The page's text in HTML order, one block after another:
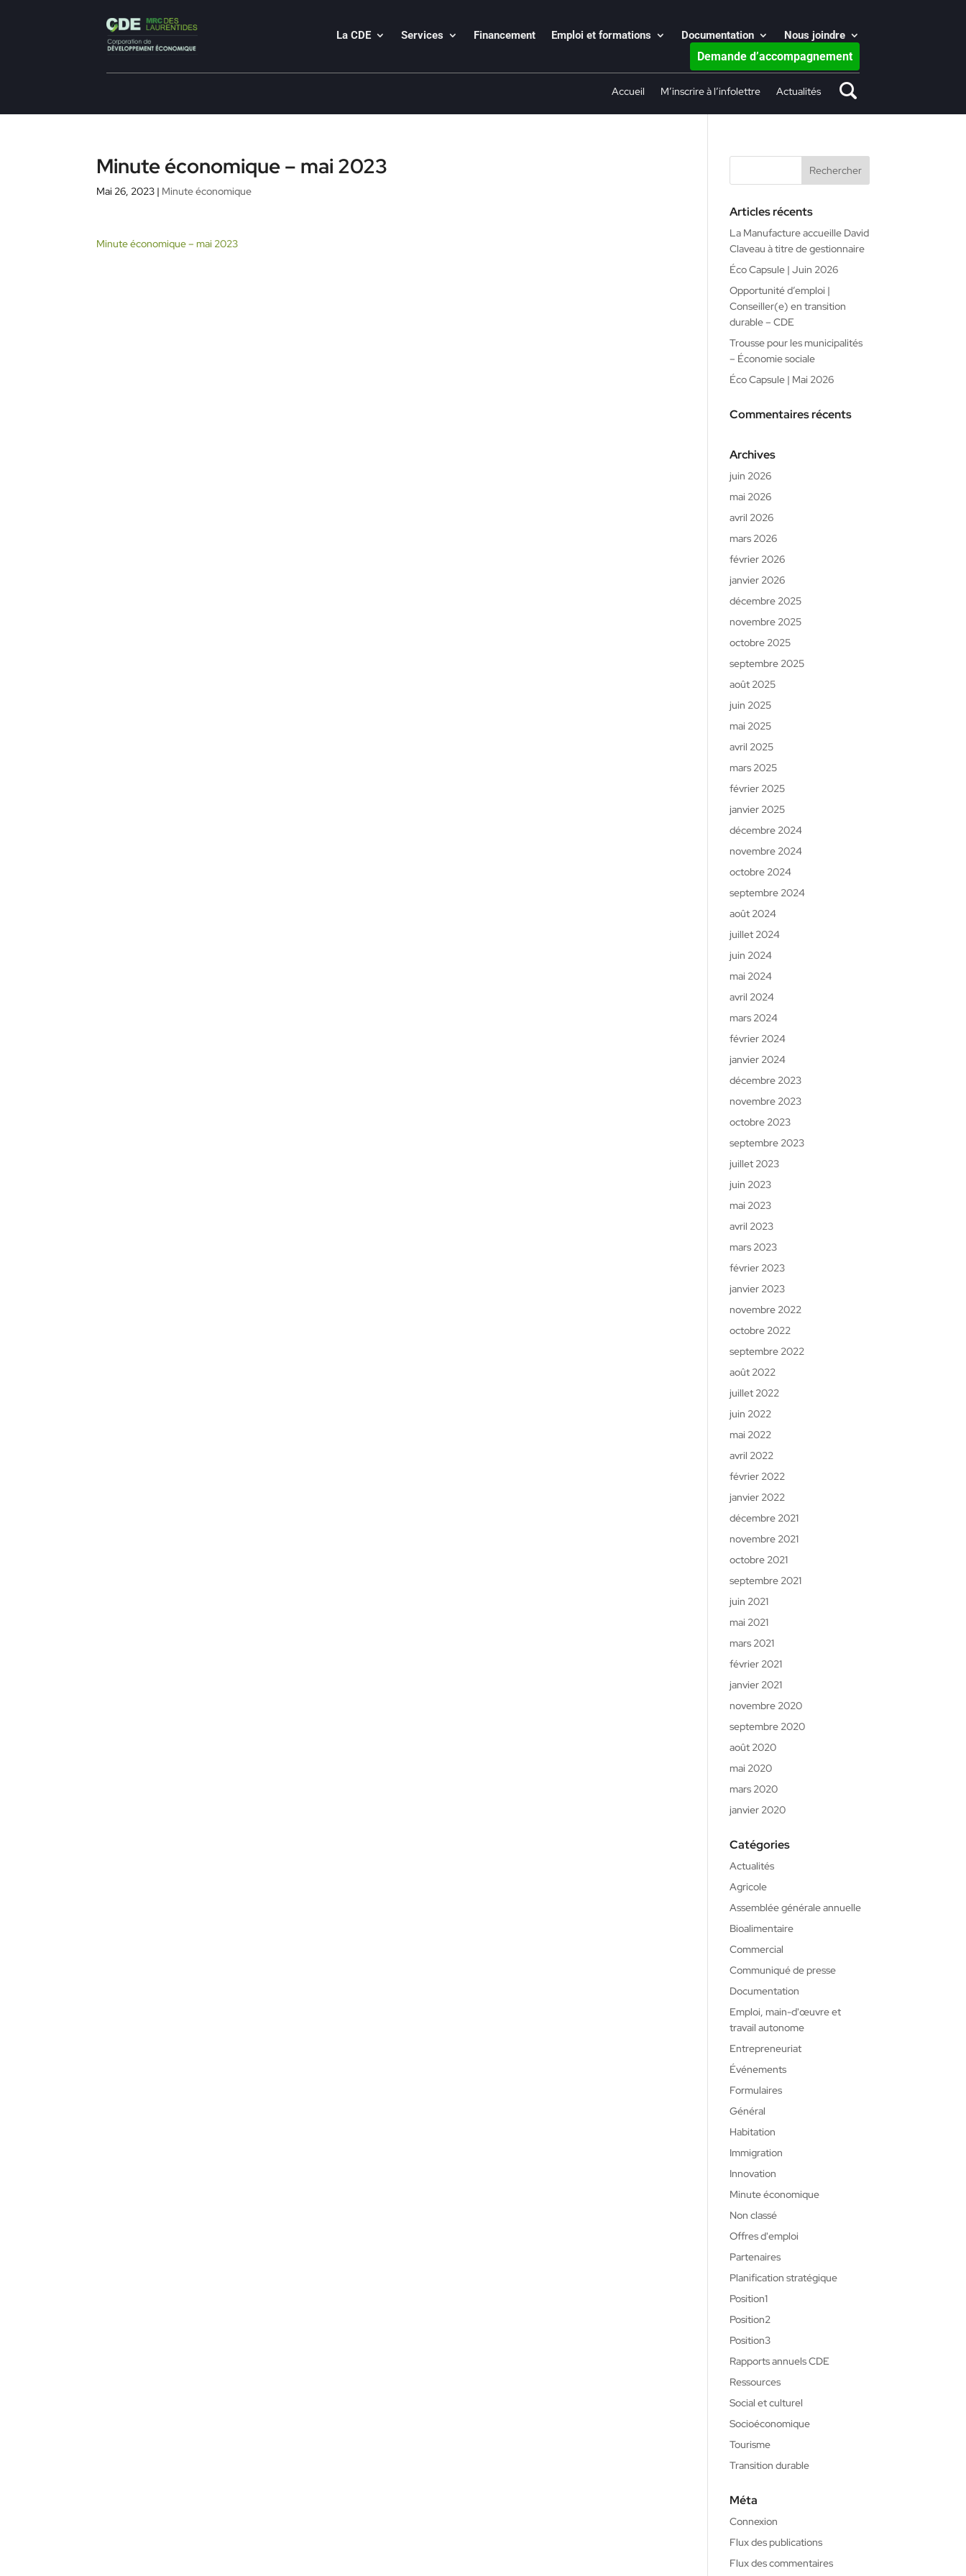
La CDE Services Financement Emploi et formations Documentation Nous joindre
Demande d’accompagnement
Accueil M’inscrire à l’infolettre Actualités
Minute économique – mai 2023
Mai 26, 2023 | Minute économique
Minute économique – mai 2023
Articles récents
La Manufacture accueille David
Claveau à titre de gestionnaire
Éco Capsule | Juin 2026
Opportunité d’emploi |
Conseiller(e) en transition
durable – CDE
Trousse pour les municipalités
– Économie sociale
Éco Capsule | Mai 2026
Commentaires récents
Archives
juin 2026
mai 2026
avril 2026
mars 2026
février 2026
janvier 2026
décembre 2025
novembre 2025
octobre 2025
septembre 2025
août 2025
juin 2025
mai 2025
avril 2025
mars 2025
février 2025
janvier 2025
décembre 2024
novembre 2024
octobre 2024
septembre 2024
août 2024
juillet 2024
juin 2024
mai 2024
avril 2024
mars 2024
février 2024
janvier 2024
décembre 2023
novembre 2023
octobre 2023
septembre 2023
juillet 2023
juin 2023
mai 2023
avril 2023
mars 2023
février 2023
janvier 2023
novembre 2022
octobre 2022
septembre 2022
août 2022
juillet 2022
juin 2022
mai 2022
avril 2022
février 2022
janvier 2022
décembre 2021
novembre 2021
octobre 2021
septembre 2021
juin 2021
mai 2021
mars 2021
février 2021
janvier 2021
novembre 2020
septembre 2020
août 2020
mai 2020
mars 2020
janvier 2020
Catégories
Actualités
Agricole
Assemblée générale annuelle
Bioalimentaire
Commercial
Communiqué de presse
Documentation
Emploi, main-d'œuvre et
travail autonome
Entrepreneuriat
Événements
Formulaires
Général
Habitation
Immigration
Innovation
Minute économique
Non classé
Offres d'emploi
Partenaires
Planification stratégique
Position1
Position2
Position3
Rapports annuels CDE
Ressources
Social et culturel
Socioéconomique
Tourisme
Transition durable
Méta
Connexion
Flux des publications
Flux des commentaires